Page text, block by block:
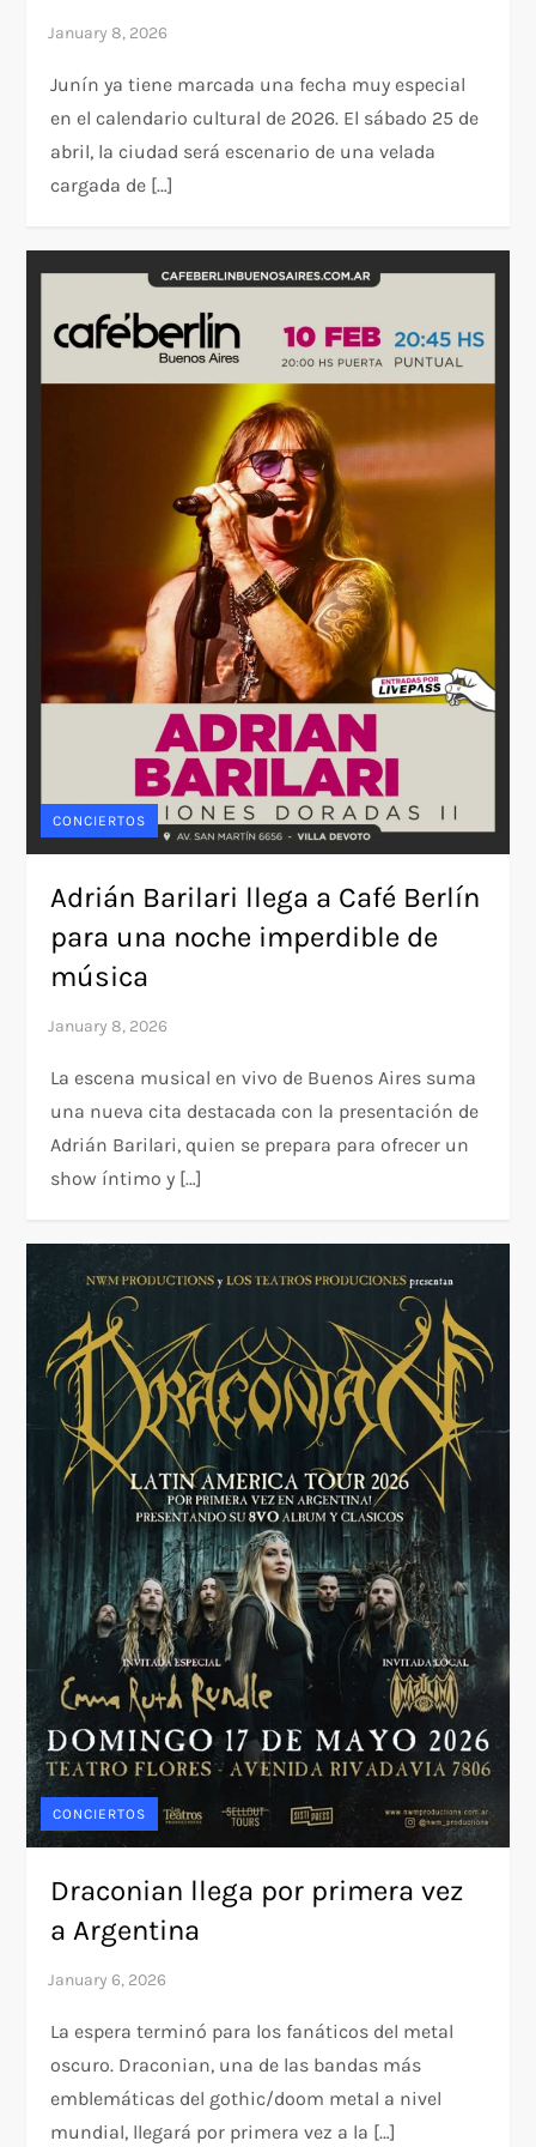
Junín ya tiene marcada una fecha muy especial
en el calendario cultural de 2026. El sábado 25 de
abril, la ciudad será escenario de una velada
cargada de […]
CONCIERTOS
Adrián Barilari llega a Café Berlín
para una noche imperdible de
música
La escena musical en vivo de Buenos Aires suma
una nueva cita destacada con la presentación de
Adrián Barilari, quien se prepara para ofrecer un
show íntimo y […]
CONCIERTOS
Draconian llega por primera vez
a Argentina
La espera terminó para los fanáticos del metal
oscuro. Draconian, una de las bandas más
emblemáticas del gothic/doom metal a nivel
mundial, llegará por primera vez a la […]